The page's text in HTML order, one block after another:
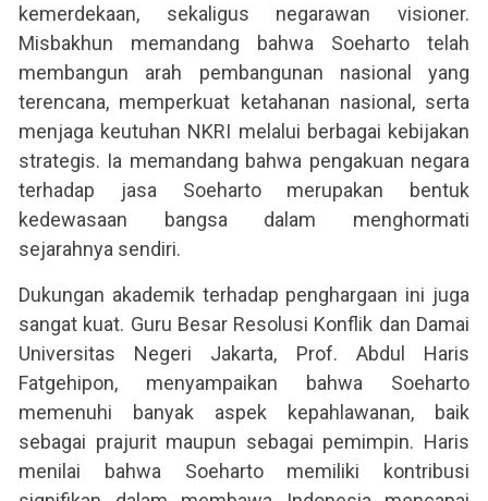
kemerdekaan, sekaligus negarawan visioner.
Misbakhun memandang bahwa Soeharto telah
membangun arah pembangunan nasional yang
terencana, memperkuat ketahanan nasional, serta
menjaga keutuhan NKRI melalui berbagai kebijakan
strategis. Ia memandang bahwa pengakuan negara
terhadap jasa Soeharto merupakan bentuk
kedewasaan bangsa dalam menghormati
sejarahnya sendiri.
Dukungan akademik terhadap penghargaan ini juga
sangat kuat. Guru Besar Resolusi Konflik dan Damai
Universitas Negeri Jakarta, Prof. Abdul Haris
Fatgehipon, menyampaikan bahwa Soeharto
memenuhi banyak aspek kepahlawanan, baik
sebagai prajurit maupun sebagai pemimpin. Haris
menilai bahwa Soeharto memiliki kontribusi